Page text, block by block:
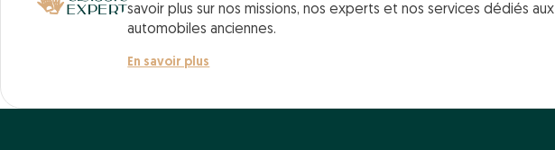
savoir plus sur nos missions, nos experts et nos services dédiés aux
automobiles anciennes.
En savoir plus